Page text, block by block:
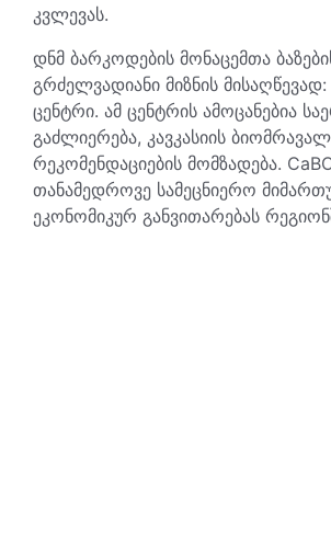
კვლევას.
დნმ ბარკოდების მონაცემთა
გრძელვადიანი მიზნის
ცენტრი. ამ ცენტრის ამოცანებია
გაძლიერება, კავკასიის
რეკომენდაციების მომზადება.
თანამედროვე სამეცნიერო
ეკონომიკურ განვითარებას